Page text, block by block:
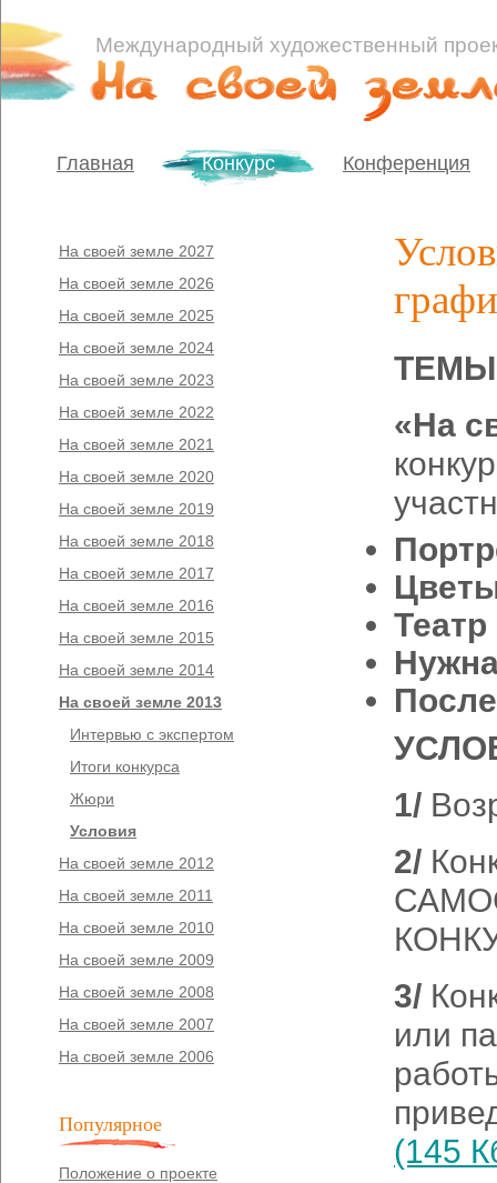
Международный художественный
Главная Конкурс Конференция
На своей земле 2027
На своей земле 2026
На своей земле 2025
На своей земле 2024
На своей земле 2023
На своей земле 2022
На своей земле 2021
На своей земле 2020
На своей земле 2019
На своей земле 2018
На своей земле 2017
На своей земле 2016
На своей земле 2015
На своей земле 2014
На своей земле 2013
Интервью с экспертом
Итоги конкурса
Жюри
Условия
На своей земле 2012
На своей земле 2011
На своей земле 2010
На своей земле 2009
На своей земле 2008
На своей земле 2007
На своей земле 2006
Популярное
Положение о проекте
«На
Театр
1/
2/
3/
или
(145